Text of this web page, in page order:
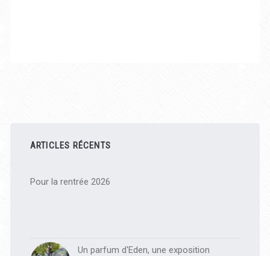
latérale
principale
ARTICLES RÉCENTS
Pour la rentrée 2026
Un parfum d'Eden, une exposition